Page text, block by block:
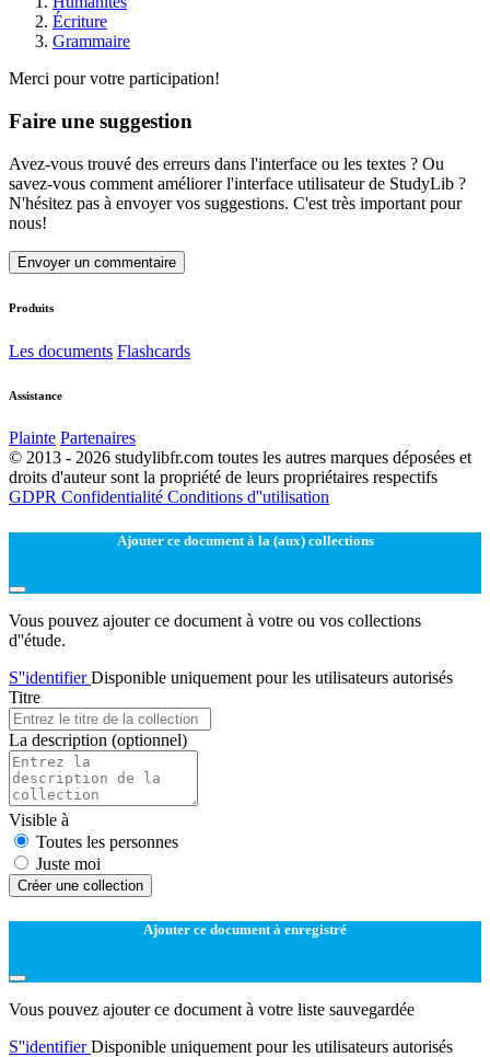
Écriture
Grammaire
Merci pour votre participation!
Faire une suggestion
Avez-vous trouvé des erreurs dans l'interface ou les textes ? Ou
savez-vous comment améliorer l'interface utilisateur de StudyLib ?
N'hésitez pas à envoyer vos suggestions. C'est très important pour
nous!
Envoyer un commentaire
Produits
Les documents Flashcards
Assistance
Plainte Partenaires
© 2013 - 2026 studylibfr.com toutes les autres marques déposées et
droits d'auteur sont la propriété de leurs propriétaires respectifs
GDPR Confidentialité Conditions d''utilisation
Ajouter ce document à la (aux) collections
Vous pouvez ajouter ce document à votre ou vos collections
d''étude.
S''identifierDisponible uniquement pour les utilisateurs autorisés
Titre
La description (optionnel)
Visible à
Toutes les personnes
Juste moi
Créer une collection
Ajouter ce document à enregistré
Vous pouvez ajouter ce document à votre liste sauvegardée
S''identifierDisponible uniquement pour les utilisateurs autorisés